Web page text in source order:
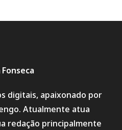
Fonseca
digitais, apaixonado por
Atualmente atua
redação principalmente